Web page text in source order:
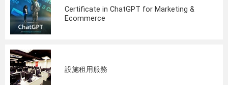
Certificate in ChatGPT for Marketing &
Ecommerce
設施租用服務